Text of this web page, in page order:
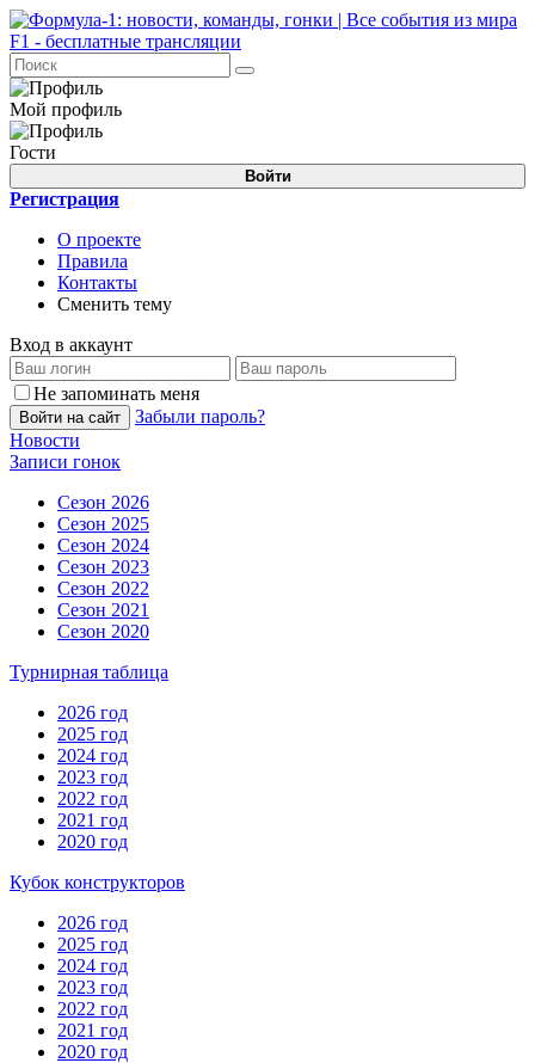
Мой профиль
Гости
Войти
Регистрация
О проекте
Правила
Контакты
Сменить тему
Вход в аккаунт
Не запоминать меня
Войти на сайт
Забыли пароль?
Новости
Записи гонок
Сезон 2026
Сезон 2025
Сезон 2024
Сезон 2023
Сезон 2022
Сезон 2021
Сезон 2020
Турнирная таблица
2026 год
2025 год
2024 год
2023 год
2022 год
2021 год
2020 год
Кубок конструкторов
2026 год
2025 год
2024 год
2023 год
2022 год
2021 год
2020 год